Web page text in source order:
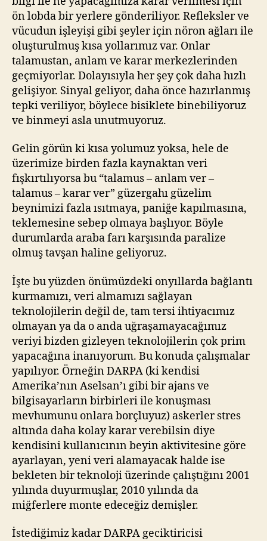
ön lobda bir yerlere gönderiliyor. Refleksler ve
vücudun işleyişi gibi şeyler için nöron ağları ile
oluşturulmuş kısa yollarımız var. Onlar
talamustan, anlam ve karar merkezlerinden
geçmiyorlar. Dolayısıyla her şey çok daha hızlı
gelişiyor. Sinyal geliyor, daha önce hazırlanmış
tepki veriliyor, böylece bisiklete binebiliyoruz
ve binmeyi asla unutmuyoruz.
Gelin görün ki kısa yolumuz yoksa, hele de
üzerimize birden fazla kaynaktan veri
fışkırtılıyorsa bu “talamus – anlam ver –
talamus – karar ver” güzergahı güzelim
beynimizi fazla ısıtmaya, paniğe kapılmasına,
teklemesine sebep olmaya başlıyor. Böyle
durumlarda araba farı karşısında paralize
olmuş tavşan haline geliyoruz.
İşte bu yüzden önümüzdeki onyıllarda bağlantı
kurmamızı, veri almamızı sağlayan
teknolojilerin değil de, tam tersi ihtiyacımız
olmayan ya da o anda uğraşamayacağımız
veriyi bizden gizleyen teknolojilerin çok prim
yapacağına inanıyorum. Bu konuda çalışmalar
yapılıyor. Örneğin DARPA (ki kendisi
Amerika’nın Aselsan’ı gibi bir ajans ve
bilgisayarların birbirleri ile konuşması
mevhumunu onlara borçluyuz) askerler stres
altında daha kolay karar verebilsin diye
kendisini kullanıcının beyin aktivitesine göre
ayarlayan, yeni veri alamayacak halde ise
bekleten bir teknoloji üzerinde çalıştığını 2001
yılında duyurmuşlar, 2010 yılında da
miğferlere monte edeceğiz demişler.
İstediğimiz kadar DARPA geciktiricisi